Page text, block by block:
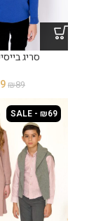
סריג
₪89
SALE - ₪69